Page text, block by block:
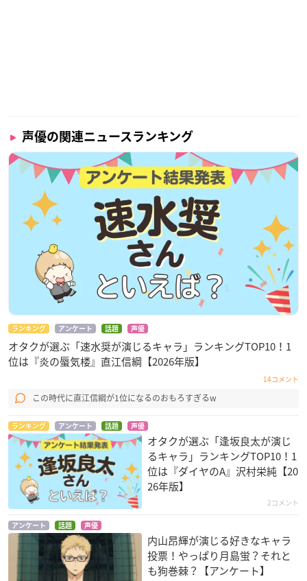
声優の関連ニュースランキング
ランキング アンケート 話題 声優
オタクが選ぶ「速水奨が演じるキャラ」ランキングTOP10！1
位は『炎の蜃気楼』直江信綱【2026年版】
14コメント
この時代に直江信綱が1位になるのおもろすぎるw
ランキング アンケート 話題 声優
オタクが選ぶ「逢坂良太が演じ
るキャラ」ランキングTOP10！1
位は『ダイヤのA』沢村栄純【20
26年版】
2コメント
アンケート 話題 声優
内山昂輝が演じる好きなキャラ
投票！やっぱり月島蛍？それと
も狗巻棘？【アンケート】